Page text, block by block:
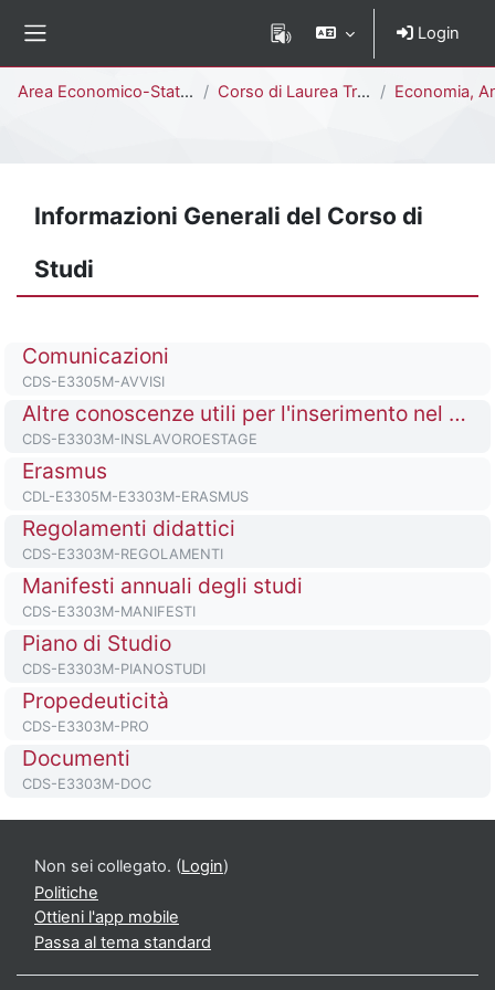
Login
Area Economico-Statistica Corso di Laurea Triennale Economia, Analisi dei Dati e Management
Informazioni Generali del Corso di
Studi
Titolo del corso
Comunicazioni
Codice identificativo del corso
CDS-E3305M-AVVISI
Titolo del corso Altre conoscenze utili per l'inserimento nel mondo del lavoro/Stage
Codice identificativo del corso
CDS-E3303M-INSLAVOROESTAGE
Titolo del corso
Erasmus
Codice identificativo del corso
CDL-E3305M-E3303M-ERASMUS
Titolo del corso
Regolamenti didattici
Codice identificativo del corso
CDS-E3303M-REGOLAMENTI
Titolo del corso
Manifesti annuali degli studi
Codice identificativo del corso
CDS-E3303M-MANIFESTI
Titolo del corso
Piano di Studio
Codice identificativo del corso
CDS-E3303M-PIANOSTUDI
Titolo del corso
Propedeuticità
Codice identificativo del corso
CDS-E3303M-PRO
Titolo del corso
Documenti
Codice identificativo del corso
CDS-E3303M-DOC
Non sei collegato. (Login)
Politiche
Ottieni l'app mobile
Passa al tema standard